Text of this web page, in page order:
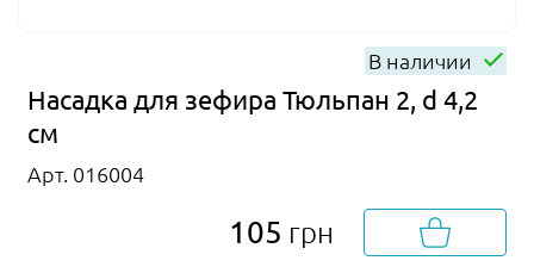
В наличии
Насадка для зефира Тюльпан 2, d 4,2
см
Арт. 016004
105 грн